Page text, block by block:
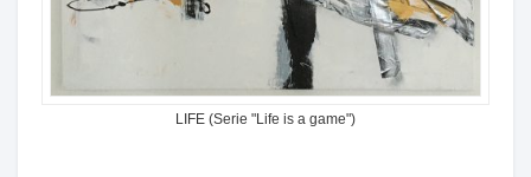
LIFE (Serie "Life is a game")